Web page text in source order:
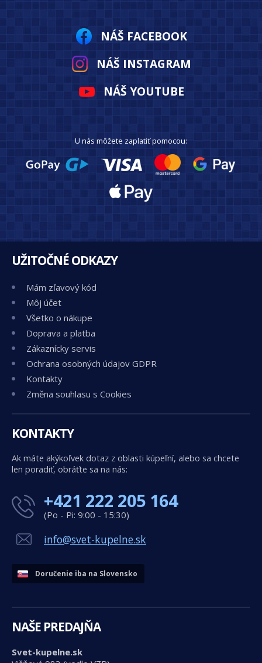
NÁŠ FACEBOOK
NÁŠ INSTAGRAM
NÁŠ YOUTUBE
U nás môžete zaplatiť pomocou:
UŽITOČNÉ ODKAZY
Mám zľavový kód
Môj účet
Všetko o nákupe
Doprava a platba
Zákaznícky servis
Ochrana osobných údajov GDPR
Kontakty
Změna souhlasu s Cookies
KONTAKTY
Ak máte akýkoľvek dotaz z oblasti kúpeľní, alebo sa chcete
len poradiť, obráťte sa na nás:
+421 222 205 164
(Po - Pi: 9:00 - 15:30)
info@svet-kupelne.sk
Doručenie iba na Slovensko
NAŠE PREDAJŇA
Svet-kupelne.sk